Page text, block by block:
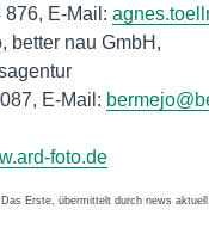
876, E-Mail:
better nau GmbH,
E-Mail:
foto.de
Erste, übermittelt durch news aktuell